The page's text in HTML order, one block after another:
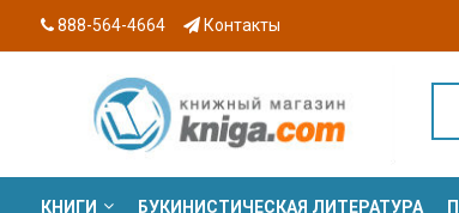
888-564-4664 Контакты
КНИГИ БУКИНИСТИЧЕСКАЯ ЛИТЕРАТУРА